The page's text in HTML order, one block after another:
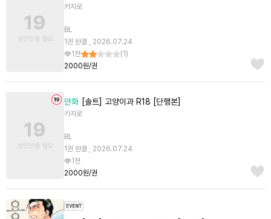
카지로
BL
1권 완결 , 2026.07.24
1천
(1 )
2000원/권
만화 [솔트] 고양이과 R18 [단행본]
카지로
BL
1권 완결 , 2026.07.24
1천
2000원/권